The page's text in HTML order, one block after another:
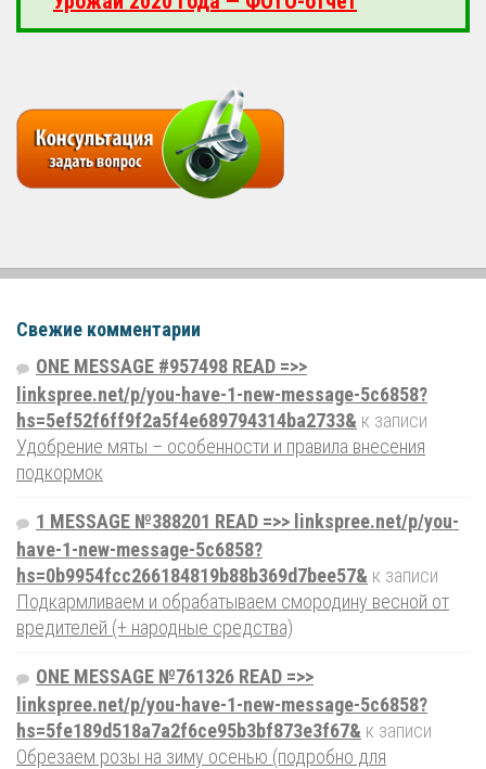
Свежие комментарии
ONE MESSAGE #957498 READ =>>
linkspree.net/p/you-have-1-new-message-5c6858?
hs=5ef52f6ff9f2a5f4e689794314ba2733& к записи
Удобрение мяты – особенности и правила внесения
подкормок
1 MESSAGE №388201 READ =>> linkspree.net/p/you-
have-1-new-message-5c6858?
hs=0b9954fcc266184819b88b369d7bee57& к записи
Подкармливаем и обрабатываем смородину весной от
вредителей (+ народные средства)
ONE MESSAGE №761326 READ =>>
linkspree.net/p/you-have-1-new-message-5c6858?
hs=5fe189d518a7a2f6ce95b3bf873e3f67& к записи
Обрезаем розы на зиму осенью (подробно для